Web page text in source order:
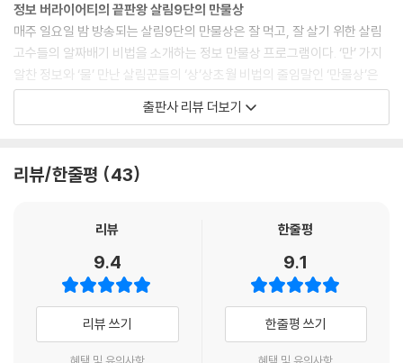
간에 특효약인 칡
집에서 쉽게 칡즙 내기 | 생칡 발효액 만들기 | 갈증 해소에 좋은 칡 전분 |
칡 전분으로 만든 묵
칼슘약이 필요 없는 감태 셰이크
가정 상비약, 미나리
설탕 양을 확 줄인 미나리청 | 먹기 좋고 몸에도 좋은 미나리즙 | 일 년 내내
먹을 수 있는 미나리 절임 | 목감기에 좋은 미나리 돌나물 가글 | 맛도 좋고
건강에도 좋은 미나리잼 | 가정 상비약 미나리 배탕
신비로운 효능의 야생버섯
정보 버라이어티의 끝판왕 살림9단의 만물상
매주 일요일 밤 방송되는 살림9단의 만물상은 잘 먹고, 잘 살기 위한 살림
고수들의 알짜배기 비법을 소개하는 정보 만물상 프로그램이다. ‘만’ 가지
알찬 정보와 ‘물’ 만난 살림꾼들의 ‘상’상초월 비법의 줄임말인 ‘만물상’은
잘 먹고, 잘 자고, 잘 살기 위한 건강 비법부터 생활 밀착형 살림 정보까지
매회 한 가지 주제를 정해 그와 관련된 알짜 정보와 특별한 노하우를 알려
가 패널들이 의학적, 과학적인 설명을 알기 쉽게 전달해 준다. 또한 생활과
램이다. 시청자 게시판에는 ‘메모 수첩이 꼭 필요한 방송이다’, ‘유익한 정
보를 쉽게 알려 주는 대박 프로그램이다’ 등 연일 호평이 이어지고 있다. 방
송에 소개된 아이템은 다음 날 포털 사이트 검색어 1위에 오를 정도로 시청
자들에게 많은 호응을 얻고 있다.
살림9단의 만물상에는 건강하게 사는 법, 좋은 음식 만드는 법, 돈 아끼는
출판사 리뷰 더보기
리뷰/한줄평 43
리뷰
9.4
리뷰 쓰기
한줄평
9.1
한줄평 쓰기